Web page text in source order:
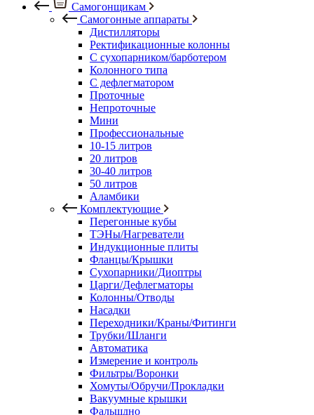
Самогонщикам
Самогонные аппараты
Дистилляторы
Ректификационные колонны
С сухопарником/барботером
Колонного типа
С дефлегматором
Проточные
Непроточные
Мини
Профессиональные
10-15 литров
20 литров
30-40 литров
50 литров
Аламбики
Комплектующие
Перегонные кубы
ТЭНы/Нагреватели
Индукционные плиты
Фланцы/Крышки
Сухопарники/Диоптры
Царги/Дефлегматоры
Колонны/Отводы
Насадки
Переходники/Краны/Фитинги
Трубки/Шланги
Автоматика
Измерение и контроль
Фильтры/Воронки
Хомуты/Обручи/Прокладки
Вакуумные крышки
Фальшдно